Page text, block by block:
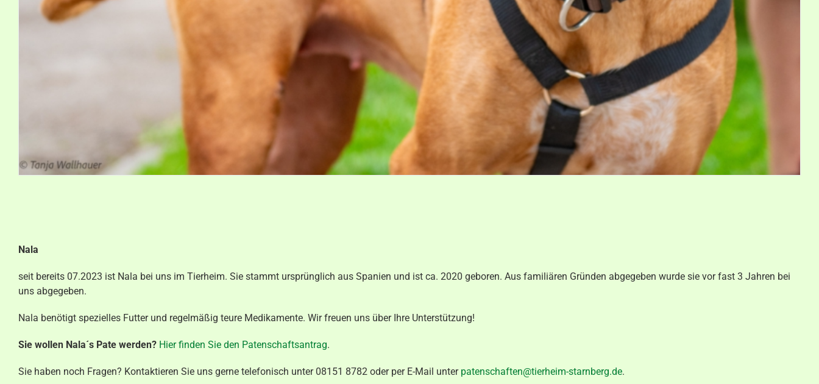
Nala
seit bereits 07.2023 ist Nala bei uns im Tierheim. Sie stammt ursprünglich aus Spanien und ist ca. 2020 geboren. Aus familiären Gründen abgegeben wurde sie vor fast 3 Jahren bei
uns abgegeben.
Nala benötigt spezielles Futter und regelmäßig teure Medikamente. Wir freuen uns über Ihre Unterstützung!
Sie wollen Nala´s Pate werden? Hier finden Sie den Patenschaftsantrag.
Sie haben noch Fragen? Kontaktieren Sie uns gerne telefonisch unter 08151 8782 oder per E-Mail unter patenschaften@tierheim-starnberg.de.